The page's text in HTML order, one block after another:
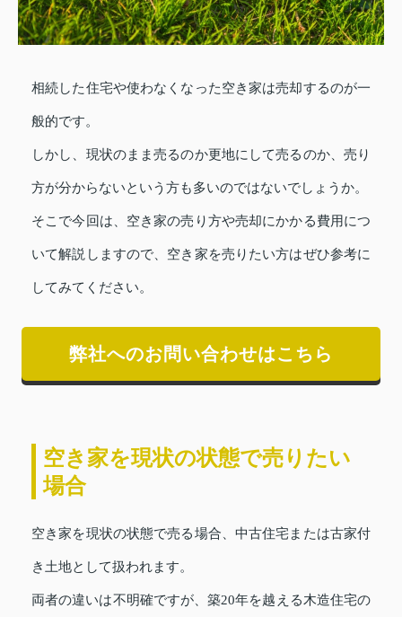
相続した住宅や使わなくなった空き家は売却するのが一
般的です。
しかし、現状のまま売るのか更地にして売るのか、売り
方が分からないという方も多いのではないでしょうか。
そこで今回は、空き家の売り方や売却にかかる費用につ
いて解説しますので、空き家を売りたい方はぜひ参考に
してみてください。
弊社へのお問い合わせはこちら
空き家を現状の状態で売りたい
場合
空き家を現状の状態で売る場合、中古住宅または古家付
き土地として扱われます。
両者の違いは不明確ですが、築20年を越える木造住宅の